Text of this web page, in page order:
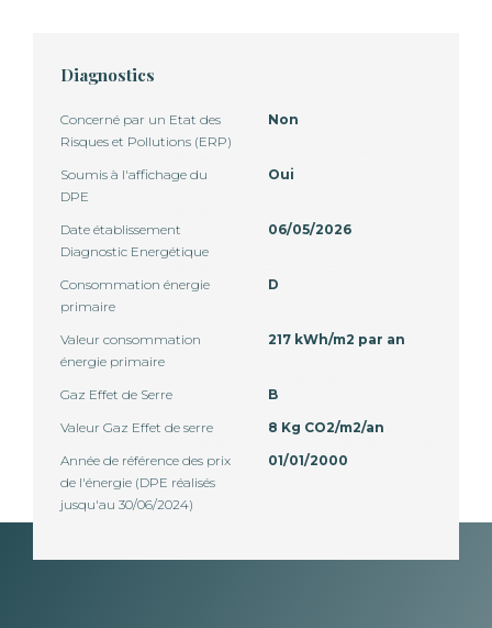
Diagnostics
Concerné par un Etat des
Risques et Pollutions (ERP)
Non
Soumis à l'affichage du
DPE
Oui
Date établissement
Diagnostic Energétique
06/05/2026
Consommation énergie
primaire
D
Valeur consommation
énergie primaire
217 kWh/m2 par an
Gaz Effet de Serre
B
Valeur Gaz Effet de serre
8 Kg CO2/m2/an
Année de référence des prix
de l'énergie (DPE réalisés
jusqu'au 30/06/2024)
01/01/2000